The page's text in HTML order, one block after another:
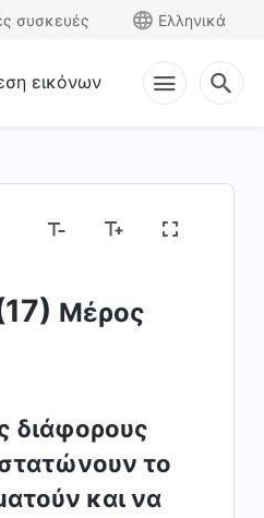
συσκευές Ελληνικά
εικόνων
Μέρος
διάφορους
το
και να